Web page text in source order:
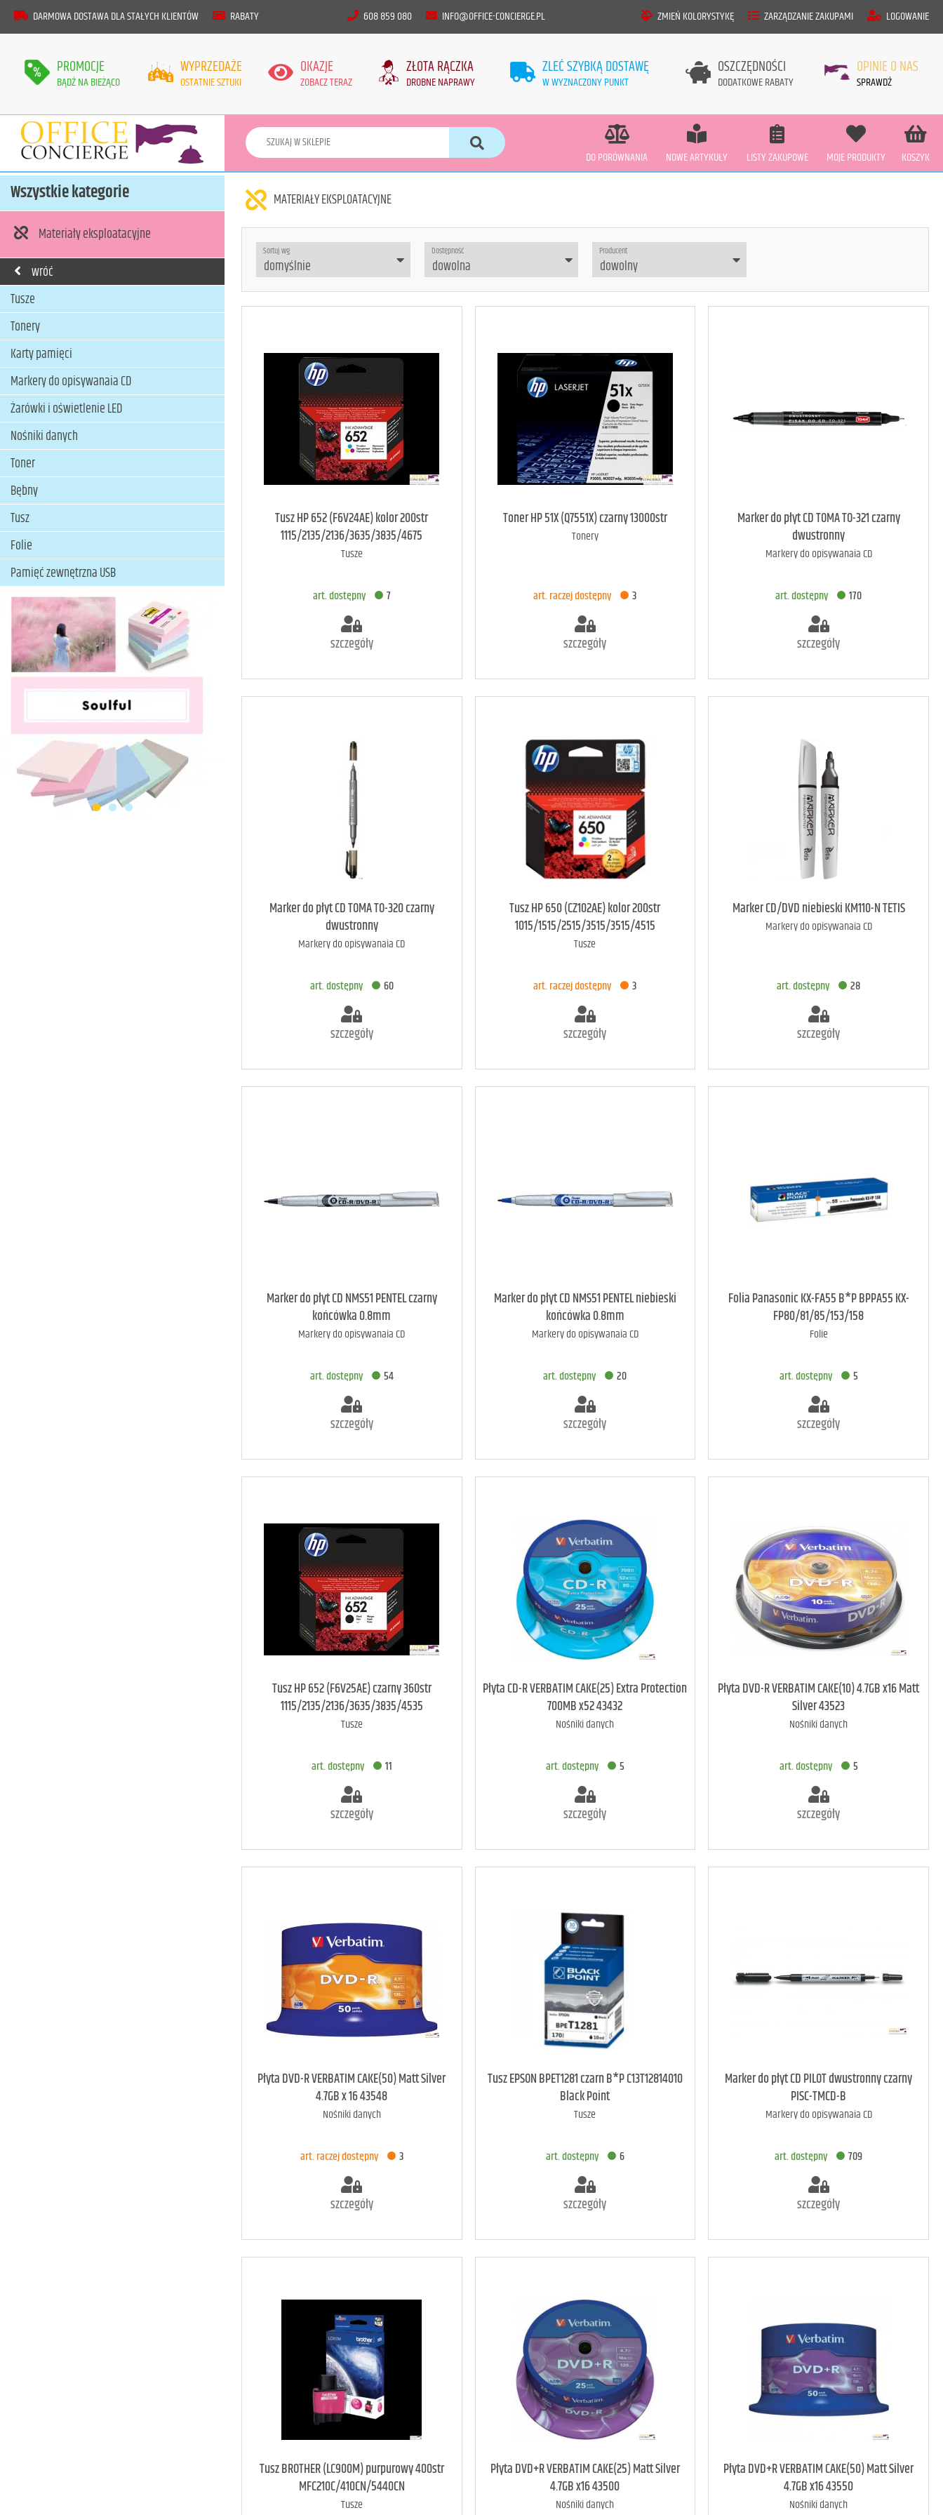
DARMOWA DOSTAWA DLA STAŁYCH KLIENTÓW RABATY 608 859 080 INFO@OFFICE-CONCIERGE.PL ZMIEŃ KOLORYSTYKĘ ZARZĄDZANIE ZAKUPAMI LOGOWANIE
PROMOCJE
BĄDŹ NA BIEŻĄCO
WYPRZEDAŻE
OSTATNIE SZTUKI
OKAZJE
ZOBACZ TERAZ
ZŁOTA RĄCZKA
DROBNE NAPRAWY
ZLEĆ SZYBKĄ DOSTAWĘ
W WYZNACZONY PUNKT
OSZCZĘDNOŚCI
DODATKOWE RABATY
OPINIE O NAS
SPRAWDŹ
DO PORÓWNANIA NOWE ARTYKUŁY LISTY ZAKUPOWE MOJE PRODUKTY KOSZYK
MATERIAŁY EKSPLOATACYJNE
Sortuj wg Dostępność Producent
Tusz HP 652 (F6V24AE) kolor 200str
1115/2135/2136/3635/3835/4675
Tusze
art. dostępny 7
szczegóły
art. dostępny 7
Toner HP 51X (Q7551X) czarny 13000str
Tonery
art. raczej dostępny 3
szczegóły
art. raczej dostępny 3
Marker do płyt CD TOMA TO-321 czarny
dwustronny
Markery do opisywanaia CD
art. dostępny 170
szczegóły
art. dostępny 170
Marker do płyt CD TOMA TO-320 czarny
dwustronny
Markery do opisywanaia CD
art. dostępny 60
szczegóły
art. dostępny 60
Tusz HP 650 (CZ102AE) kolor 200str
1015/1515/2515/3515/3515/4515
Tusze
art. raczej dostępny 3
szczegóły
art. raczej dostępny 3
Marker CD/DVD niebieski KM110-N TETIS
Markery do opisywanaia CD
art. dostępny 28
szczegóły
art. dostępny 28
Marker do płyt CD NMS51 PENTEL czarny
końcówka 0.8mm
Markery do opisywanaia CD
art. dostępny 54
szczegóły
art. dostępny 54
Marker do płyt CD NMS51 PENTEL niebieski
końcówka 0.8mm
Markery do opisywanaia CD
art. dostępny 20
szczegóły
art. dostępny 20
Folia Panasonic KX-FA55 B*P BPPA55 KX-
FP80/81/85/153/158
Folie
art. dostępny 5
szczegóły
art. dostępny 5
Tusz HP 652 (F6V25AE) czarny 360str
1115/2135/2136/3635/3835/4535
Tusze
art. dostępny 11
szczegóły
art. dostępny 11
Płyta CD-R VERBATIM CAKE(25) Extra Protection
700MB x52 43432
Nośniki danych
art. dostępny 5
szczegóły
art. dostępny 5
Płyta DVD-R VERBATIM CAKE(10) 4.7GB x16 Matt
Silver 43523
Nośniki danych
art. dostępny 5
szczegóły
art. dostępny 5
Płyta DVD-R VERBATIM CAKE(50) Matt Silver
4.7GB x 16 43548
Nośniki danych
art. raczej dostępny 3
szczegóły
art. raczej dostępny 3
Tusz EPSON BPET1281 czarn B*P C13T12814010
Black Point
Tusze
art. dostępny 6
szczegóły
art. dostępny 6
Marker do płyt CD PILOT dwustronny czarny
PISC-TMCD-B
Markery do opisywanaia CD
art. dostępny 709
szczegóły
art. dostępny 709
Tusz BROTHER (LC900M) purpurowy 400str
MFC210C/410CN/5440CN
Tusze
Płyta DVD+R VERBATIM CAKE(25) Matt Silver
4.7GB x16 43500
Nośniki danych
Płyta DVD+R VERBATIM CAKE(50) Matt Silver
4.7GB x16 43550
Nośniki danych
Wszystkie kategorie
Materiały eksploatacyjne
wróć
Tusze
Tonery
Karty pamięci
Markery do opisywanaia CD
Żarówki i oświetlenie LED
Nośniki danych
Toner
Bębny
Tusz
Folie
Pamięć zewnętrzna USB